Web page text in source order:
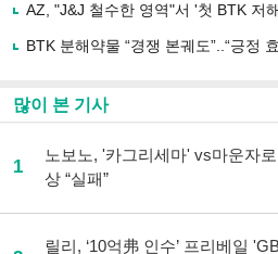
기
AZ, "J&J 철수한 영역"서 '첫 BTK 저
BTK 분해약물 “경쟁 본궤도”..“긍정
많이 본 기사
1
노보노, '카그리세마' vs마운자
상 “실패”
릴리, ‘10억弗 인수’ 프리베일